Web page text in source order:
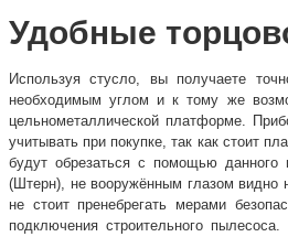
Удобные
Используя стусло, вы получаете
необходимым углом и к тому же
цельнометаллической платформе.
учитывать при покупке, так как стоит
будут обрезаться с помощью данного
(Штерн), не вооружённым глазом видно
не стоит пренебрегать мерами
подключения строительного